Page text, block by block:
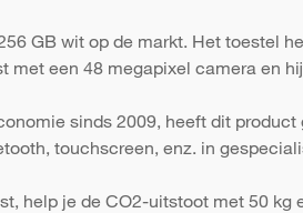
GB wit op de markt. Het toestel
met een 48 megapixel camera en
sinds 2009, heeft dit
touchscreen, enz. in
help je de CO2-uitstoot met 50